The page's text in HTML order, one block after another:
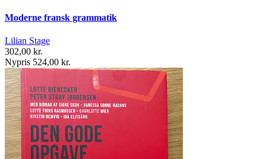
Moderne fransk grammatik
Lilian Stage
302,00 kr.
Nypris 524,00 kr.